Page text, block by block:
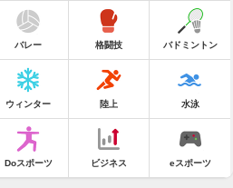
バレー 格闘技 バドミントン
ウィンター 陸上 水泳
Doスポーツ ビジネス eスポーツ